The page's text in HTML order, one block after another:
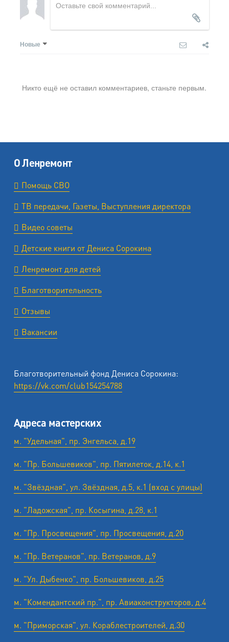
Новые
Никто ещё не оставил комментариев, станьте первым.
О Ленремонт
Помощь СВО
ТВ передачи, Газеты, Выступления директора
Видео советы
Детские книги от Дениса Сорокина
Ленремонт для детей
Благотворительность
Отзывы
Вакансии
Благотворительный фонд Дениса Сорокина:
https://vk.com/club154254788
Адреса мастерских
м. "Удельная", пр. Энгельса, д.19
м. "Пр. Большевиков", пр. Пятилеток, д.14, к.1
м. "Звёздная", ул. Звёздная, д.5, к.1 (вход с улицы)
м. "Ладожская", пр. Косыгина, д.28, к.1
м. "Пр. Просвещения", пр. Просвещения, д.20
м. "Пр. Ветеранов", пр. Ветеранов, д.9
м. "Ул. Дыбенко", пр. Большевиков, д.25
м. "Комендантский пр.", пр. Авиаконструкторов, д.4
м. "Приморская", ул. Кораблестроителей, д.30